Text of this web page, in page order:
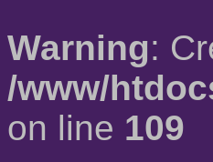
Warning:
/www/
on line 109